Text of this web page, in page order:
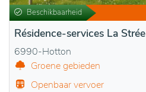
Beschikbaarheid
Résidence-services La Strée
6990-Hotton
Groene gebieden
Openbaar vervoer